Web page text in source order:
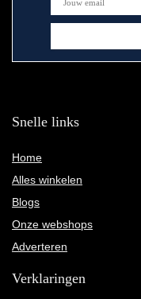
Snelle links
Home
Alles winkelen
Blogs
Onze webshops
Adverteren
Verklaringen